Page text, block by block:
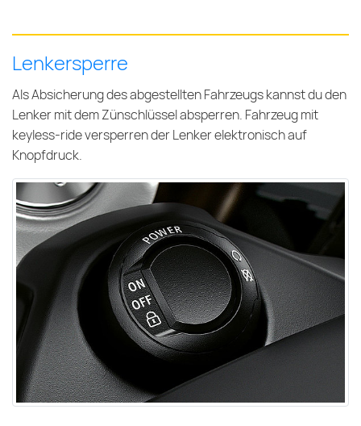
Lenkersperre
Als Absicherung des abgestellten Fahrzeugs kannst du den
Lenker mit dem Zünschlüssel absperren. Fahrzeug mit
keyless-ride versperren der Lenker elektronisch auf
Knopfdruck.